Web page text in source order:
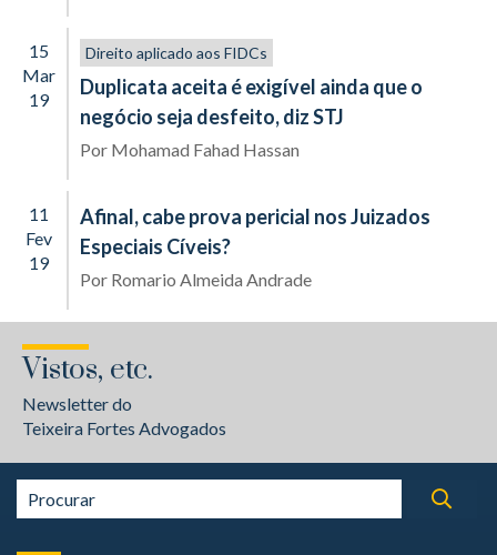
15
Mar
19
Direito aplicado aos FIDCs
Duplicata aceita é exigível ainda que o
negócio seja desfeito, diz STJ
Por Mohamad Fahad Hassan
11
Fev
19
Afinal, cabe prova pericial nos Juizados
Especiais Cíveis?
Por Romario Almeida Andrade
Vistos, etc.
Newsletter do
Teixeira Fortes Advogados